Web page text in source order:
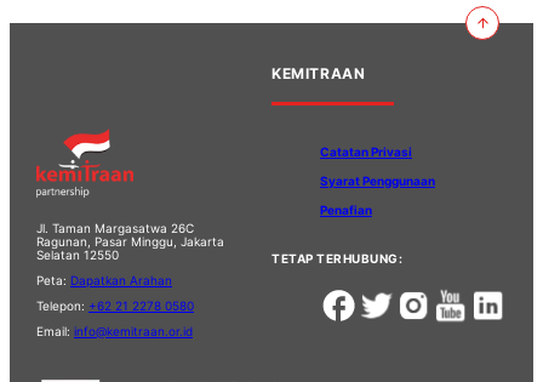
Jl. Taman Margasatwa 26C
Ragunan, Pasar Minggu, Jakarta
Selatan 12550
Peta: Dapatkan Arahan
Telepon: +62 21 2278 0580
Email: info@kemitraan.or.id
KEMITRAAN
Catatan Privasi
Syarat Penggunaan
Penafian
TETAP TERHUBUNG: